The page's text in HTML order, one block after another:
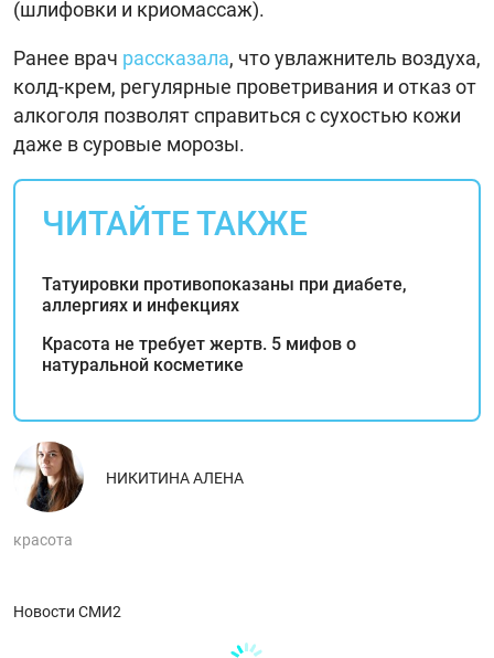
(шлифовки и криомассаж).
Ранее врач рассказала, что увлажнитель воздуха,
колд-крем, регулярные проветривания и отказ от
алкоголя позволят справиться с сухостью кожи
даже в суровые морозы.
ЧИТАЙТЕ ТАКЖЕ
Татуировки противопоказаны при диабете,
аллергиях и инфекциях
Красота не требует жертв. 5 мифов о
натуральной косметике
НИКИТИНА АЛЕНА
красота
Новости СМИ2